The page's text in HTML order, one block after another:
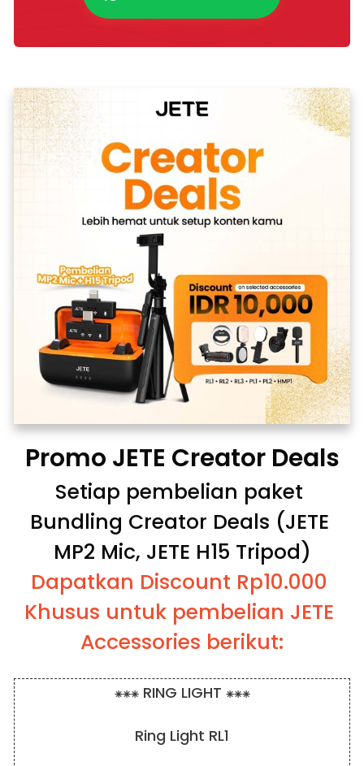
Promo JETE Creator Deals
Setiap pembelian paket
Bundling Creator Deals (JETE
MP2 Mic, JETE H15 Tripod)
Dapatkan Discount Rp10.000
Khusus untuk pembelian JETE
Accessories berikut:
⁕⁕⁕ RING LIGHT ⁕⁕⁕
Ring Light RL1